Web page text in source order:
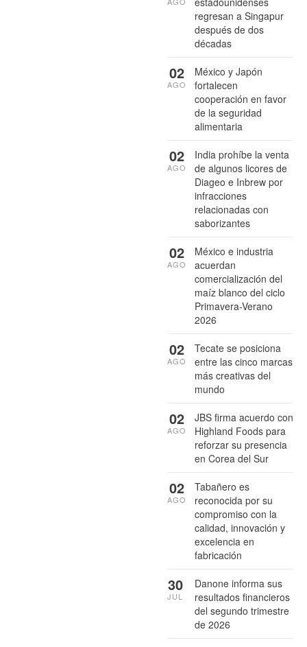
regresan a Singapur
después de dos
décadas
México y Japón
fortalecen
cooperación en favor
de la seguridad
alimentaria
02
AGO
India prohíbe la venta
de algunos licores de
Diageo e Inbrew por
infracciones
relacionadas con
saborizantes
02
AGO
México e industria
acuerdan
comercialización del
maíz blanco del ciclo
Primavera-Verano
2026
02
AGO
Tecate se posiciona
entre las cinco marcas
más creativas del
mundo
02
AGO
JBS firma acuerdo con
Highland Foods para
reforzar su presencia
en Corea del Sur
02
AGO
Tabañero es
reconocida por su
compromiso con la
calidad, innovación y
excelencia en
fabricación
02
AGO
Danone informa sus
resultados financieros
del segundo trimestre
de 2026
30
JUL